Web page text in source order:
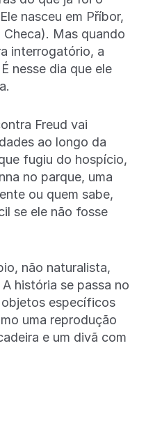
nasceu em Příbor,
Mas quando
interrogatório, a
nesse dia que ele
Freud vai
ao longo da
fugiu do hospício,
no parque, uma
ou quem sabe,
se ele não fosse
não naturalista,
história se passa no
específicos
uma reprodução
e um divã com